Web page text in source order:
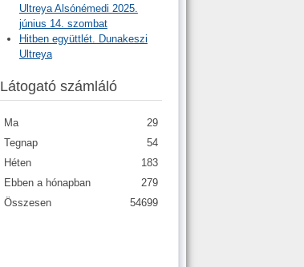
Ultreya Alsónémedi 2025.
június 14. szombat
Hitben együttlét. Dunakeszi
Ultreya
Látogató számláló
Ma
29
Tegnap
54
Héten
183
Ebben a hónapban
279
Összesen
54699